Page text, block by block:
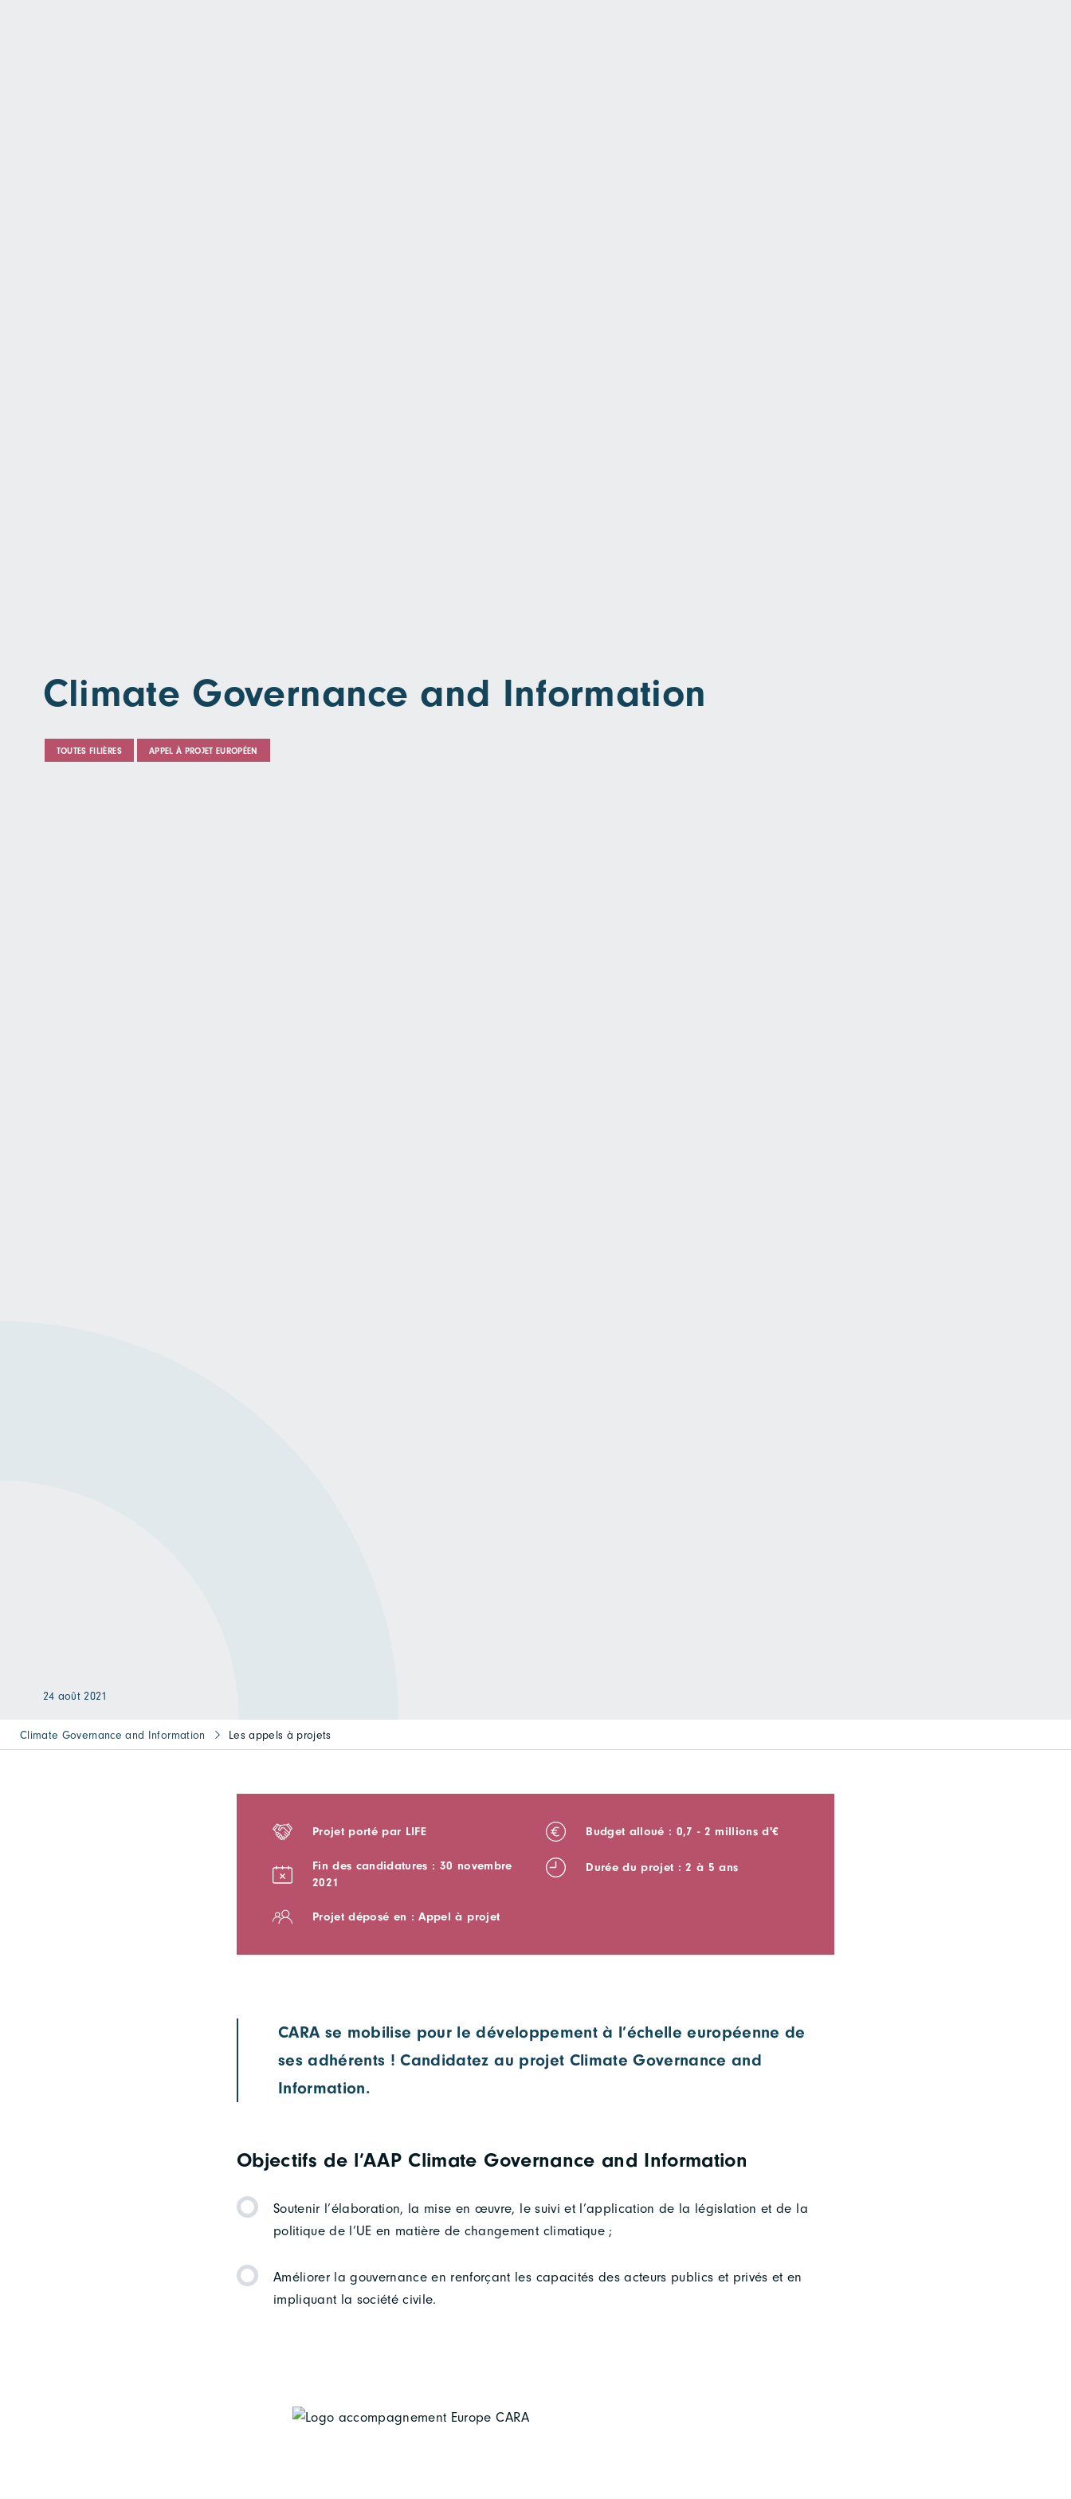
Climate Governance and Information
TOUTES FILIÈRES APPEL À PROJET EUROPÉEN
24 août 2021
Climate Governance and Information Les appels à projets
Projet porté par LIFE Budget alloué : 0,7 - 2 millions d'€
Fin des candidatures : 30 novembre
2021
Durée du projet : 2 à 5 ans
Projet déposé en : Appel à projet
CARA se mobilise pour le développement à l’échelle européenne de
ses adhérents ! Candidatez au projet Climate Governance and
Information.
Objectifs de l’AAP Climate Governance and Information
Soutenir l’élaboration, la mise en œuvre, le suivi et l’application de la législation et de la
politique de l’UE en matière de changement climatique ;
Améliorer la gouvernance en renforçant les capacités des acteurs publics et privés et en
impliquant la société civile.